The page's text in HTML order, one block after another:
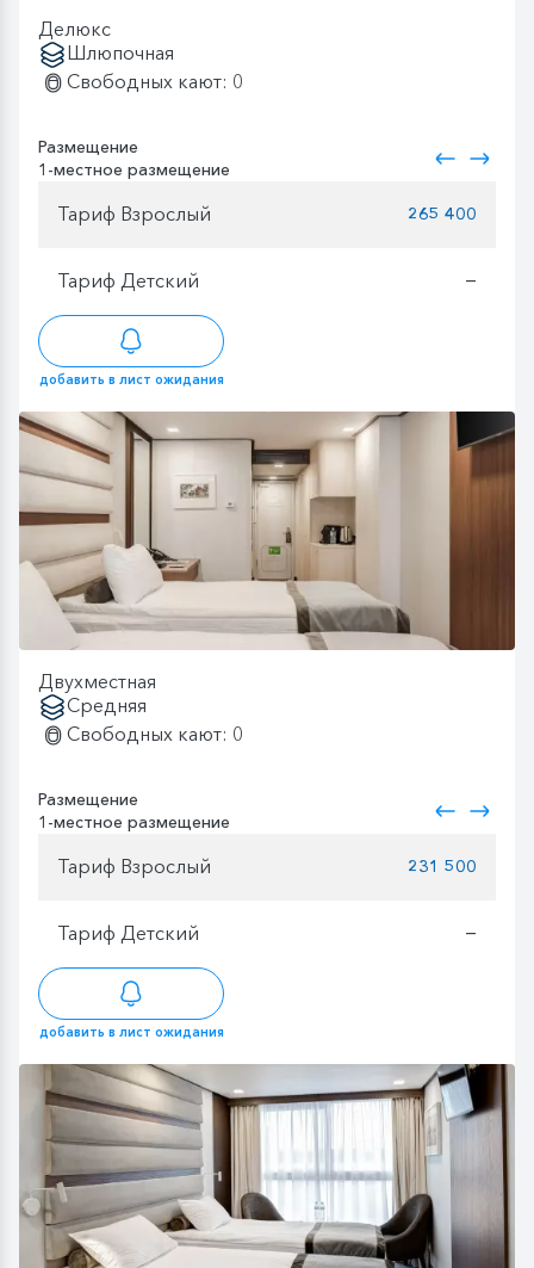
Делюкс
Шлюпочная
Свободных кают: 0
Размещение
1-местное размещение
Тариф Взрослый 265 400
Тариф Детский —
добавить в лист ожидания
Двухместная
Средняя
Свободных кают: 0
Размещение
1-местное размещение
Тариф Взрослый 231 500
Тариф Детский —
добавить в лист ожидания